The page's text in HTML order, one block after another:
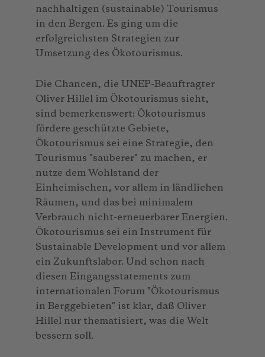
nachhaltigen (sustainable) Tourismus
in den Bergen. Es ging um die
erfolgreichsten Strategien zur
Umsetzung des Ökotourismus.
Die Chancen, die UNEP-Beauftragter
Oliver Hillel im Ökotourismus sieht,
sind bemerkenswert: Ökotourismus
fördere geschützte Gebiete,
Ökotourismus sei eine Strategie, den
Tourismus "sauberer" zu machen, er
nutze dem Wohlstand der
Einheimischen, vor allem in ländlichen
Räumen, und das bei minimalem
Verbrauch nicht-erneuerbarer Energien.
Ökotourismus sei ein Instrument für
Sustainable Development und vor allem
ein Zukunftslabor. Und schon nach
diesen Eingangsstatements zum
internationalen Forum "Ökotourismus
in Berggebieten" ist klar, daß Oliver
Hillel nur thematisiert, was die Welt
bessern soll.